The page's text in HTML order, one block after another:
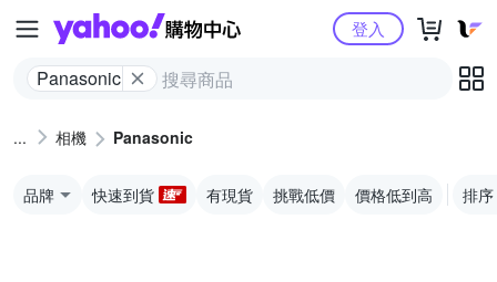
Yahoo購物中心
Panasonic
登入
相機 Panasonic
品牌 快速到貨 有現貨 挑戰低價 價格低到高 排序